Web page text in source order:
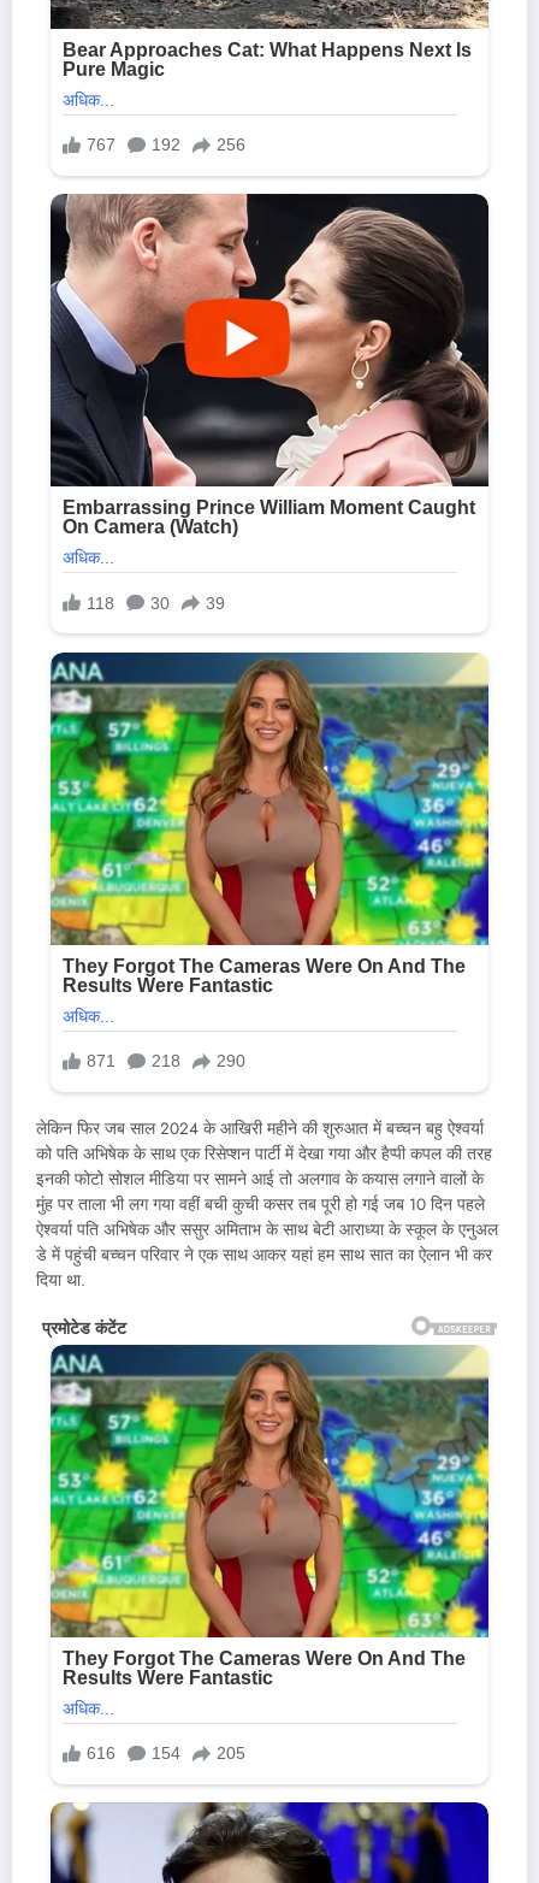
लेकिन फिर जब साल 2024 के आखिरी महीने की शुरुआत में बच्चन बहु ऐश्वर्या
को पति अभिषेक के साथ एक रिसेप्शन पार्टी में देखा गया और हैप्पी कपल की तरह
इनकी फोटो सोशल मीडिया पर सामने आई तो अलगाव के कयास लगाने वालों के
मुंह पर ताला भी लग गया वहीं बची कुची कसर तब पूरी हो गई जब 10 दिन पहले
ऐश्वर्या पति अभिषेक और ससुर अमिताभ के साथ बेटी आराध्या के स्कूल के एनुअल
डे में पहुंची बच्चन परिवार ने एक साथ आकर यहां हम साथ सात का ऐलान भी कर
दिया था.